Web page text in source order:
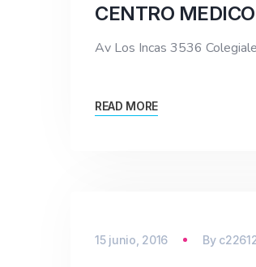
CENTRO
Av Los Incas 3536
READ MORE
15 junio, 2016 By